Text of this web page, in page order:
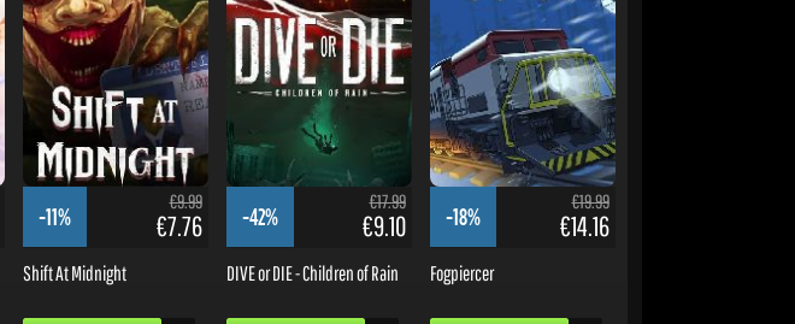
-11%
€9.99
€7.76
Shift At Midnight
-42%
€17.99
€9.10
DIVE or DIE - Children of Rain
-18%
€19.99
€14.16
Fogpiercer